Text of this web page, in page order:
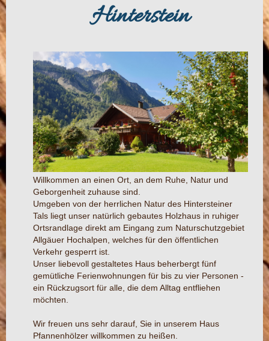
Hinterstein
Willkommen an einen Ort, an dem Ruhe, Natur und
Geborgenheit zuhause sind.
Umgeben von der herrlichen Natur des Hintersteiner
Tals liegt unser natürlich gebautes Holzhaus in ruhiger
Ortsrandlage direkt am Eingang zum Naturschutzgebiet
Allgäuer Hochalpen, welches für den öffentlichen
Verkehr gesperrt ist.
Unser liebevoll gestaltetes Haus beherbergt fünf
gemütliche Ferienwohnungen für bis zu vier Personen -
ein Rückzugsort für alle, die dem Alltag entfliehen
möchten.
Wir freuen uns sehr darauf, Sie in unserem Haus
Pfannenhölzer willkommen zu heißen.